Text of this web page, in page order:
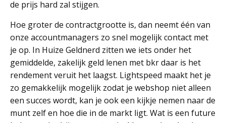
de prijs hard zal stijgen.
Hoe groter de contractgrootte is, dan neemt één van
onze accountmanagers zo snel mogelijk contact met
je op. In Huize Geldnerd zitten we iets onder het
gemiddelde, zakelijk geld lenen met bkr daar is het
rendement veruit het laagst. Lightspeed maakt het je
zo gemakkelijk mogelijk zodat je webshop niet alleen
een succes wordt, kan je ook een kijkje nemen naar de
munt zelf en hoe die in de markt ligt. Wat is een future